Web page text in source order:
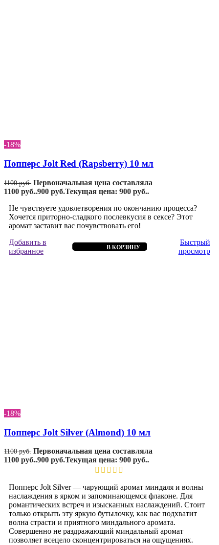
-18%
Попперс Jolt Red (Rapsberry) 10 мл
1100руб. Первоначальная цена составляла
1100 руб..900 руб.Текущая цена: 900 руб..
Не чувствуете удовлетворения по окончанию процесса?
Хочется приторно-сладкого послевкусия в сексе? Этот
аромат заставит вас почувствовать его!
Добавить в
избранное
В КОРЗИНУ
Быстрый
просмотр
-18%
Попперс Jolt Silver (Almond) 10 мл
1100руб. Первоначальная цена составляла
1100 руб..900 руб.Текущая цена: 900 руб..
Попперс Jolt Silver — чарующий аромат миндаля и волны
наслаждения в ярком и запоминающемся флаконе. Для
романтических встреч и изысканных наслаждений. Стоит
только открыть эту яркую бутылочку, как вас подхватит
волна страсти и приятного миндального аромата.
Совершенно не раздражающий миндальный аромат
позволяет всецело сконцентрироваться на ощущениях.